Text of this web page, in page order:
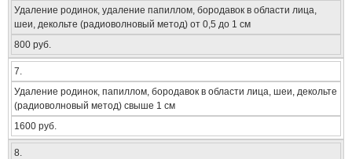
Удаление родинок, удаление папиллом, бородавок в области лица,
шеи, декольте (радиоволновый метод) от 0,5 до 1 см
800 руб.
7.
Удаление родинок, папиллом, бородавок в области лица, шеи, декольте
(радиоволновый метод) свыше 1 см
1600 руб.
8.